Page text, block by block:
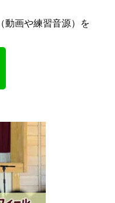
動画や練習音源）を